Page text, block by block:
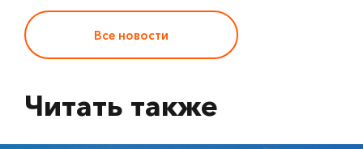
Все новости
Читать также